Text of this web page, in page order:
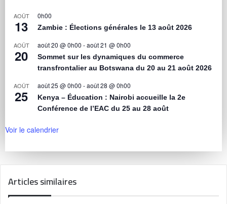
AOÛT
13
0h00
Zambie : Élections générales le 13 août 2026
AOÛT
20
août 20 @ 0h00 -août 21 @ 0h00
Sommet sur les dynamiques du commerce
transfrontalier au Botswana du 20 au 21 août 2026
AOÛT
25
août 25 @ 0h00 -août 28 @ 0h00
Kenya – Éducation : Nairobi accueille la 2e
Conférence de l’EAC du 25 au 28 août
Voir le calendrier
Articles similaires